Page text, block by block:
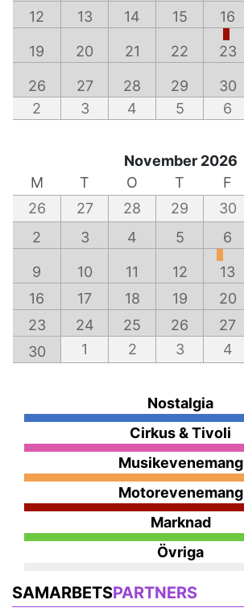
12
13 14 15 16
19 20 21 22 23
26 27 28 29 30
2
3 4 5 6
November 2026
M
T O T F
26
27 28 29 30
2
3 4 5 6
9 10 11 12 13
16
17 18 19 20
23
24 25 26 27
30
1 2 3 4
Nostalgia
Cirkus & Tivoli
Musikevenemang
Motorevenemang
Marknad
Övriga
SAMARBETSPARTNERS